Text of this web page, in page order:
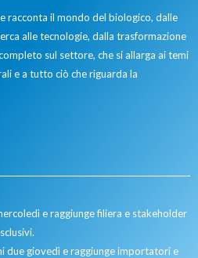
racconta il mondo del biologico, dalle
alle tecnologie, dalla trasformazione
sul settore, che si allarga ai temi
e a tutto ciò che riguarda la
e raggiunge filiera e stakeholder
due giovedì e raggiunge importatori e